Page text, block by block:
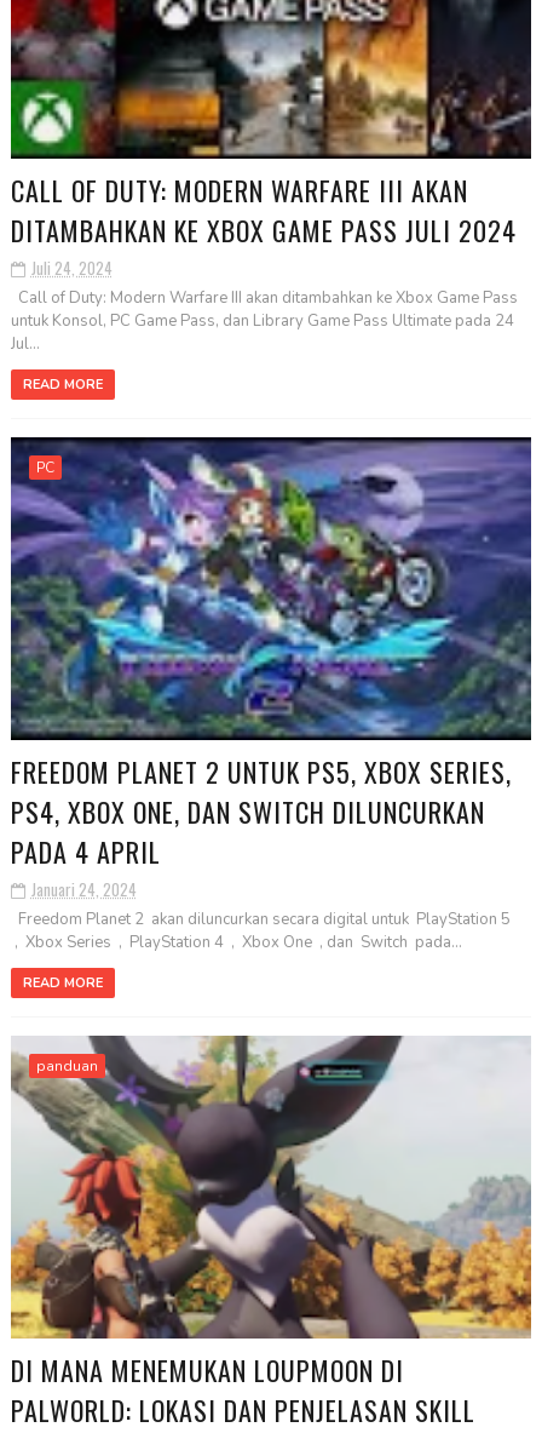
CALL OF DUTY: MODERN WARFARE III AKAN
DITAMBAHKAN KE XBOX GAME PASS JULI 2024
Juli 24, 2024
Call of Duty: Modern Warfare III akan ditambahkan ke Xbox Game Pass
untuk Konsol, PC Game Pass, dan Library Game Pass Ultimate pada 24
Jul...
READ MORE
PC
FREEDOM PLANET 2 UNTUK PS5, XBOX SERIES,
PS4, XBOX ONE, DAN SWITCH DILUNCURKAN
PADA 4 APRIL
Januari 24, 2024
Freedom Planet 2 akan diluncurkan secara digital untuk PlayStation 5
, Xbox Series , PlayStation 4 , Xbox One , dan Switch pada...
READ MORE
panduan
DI MANA MENEMUKAN LOUPMOON DI
PALWORLD: LOKASI DAN PENJELASAN SKILL